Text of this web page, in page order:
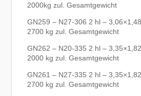
2000kg zul. Gesamtgewicht
GN259 – N27-306 2 hl –
2700 kg zul. Gesamtgewicht
GN262 – N20-335 2 hl –
2000 kg zul. Gesamtgewicht
GN261 – N27-335 2 hl –
2700 kg zul. Gesamtgewicht